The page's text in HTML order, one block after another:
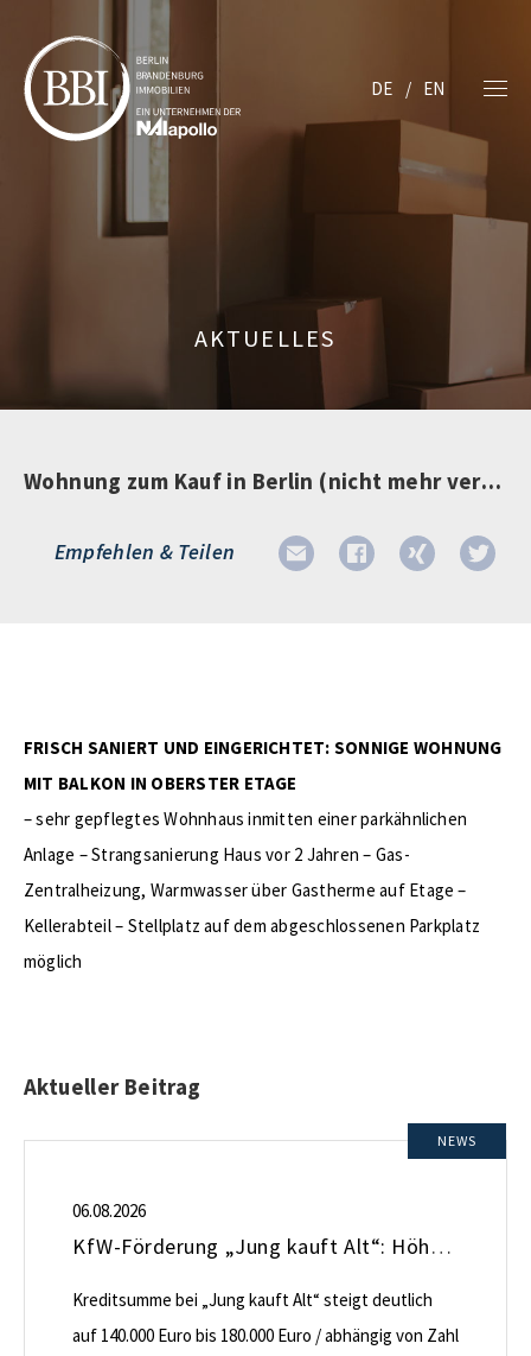
DE EN
AKTUELLES
Wohnung zum Kauf in Berlin (nicht mehr verfügbar)
Empfehlen & Teilen
FRISCH SANIERT UND EINGERICHTET: SONNIGE WOHNUNG
MIT BALKON IN OBERSTER ETAGE
– sehr gepflegtes Wohnhaus inmitten einer parkähnlichen
Anlage – Strangsanierung Haus vor 2 Jahren – Gas-
Zentralheizung, Warmwasser über Gastherme auf Etage –
Kellerabteil – Stellplatz auf dem abgeschlossenen Parkplatz
möglich
Aktueller Beitrag
NEWS
06.08.2026
KfW-Förderung „Jung kauft Alt“: Höhere Kredite ab August 2026
Kreditsumme bei „Jung kauft Alt“ steigt deutlich
auf 140.000 Euro bis 180.000 Euro / abhängig von Zahl